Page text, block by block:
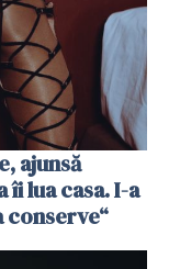
ajunsă
îi lua casa. I-a
conserve“